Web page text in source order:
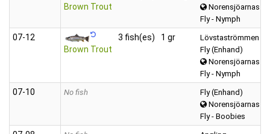
Brown Trout
Norensjöarnas
Fly - Nymph
07‑12
Brown Trout
3 fish(es) 1 gr
Lövstaströmmen
Fly (Enhand)
Norensjöarnas
Fly - Nymph
07‑10 No fish
Fly (Enhand)
Norensjöarnas
Fly - Boobies